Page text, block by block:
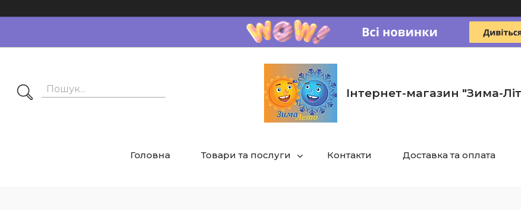
Інтернет-магазин "Зима-
Головна Товари та послуги Контакти Доставка та оплата